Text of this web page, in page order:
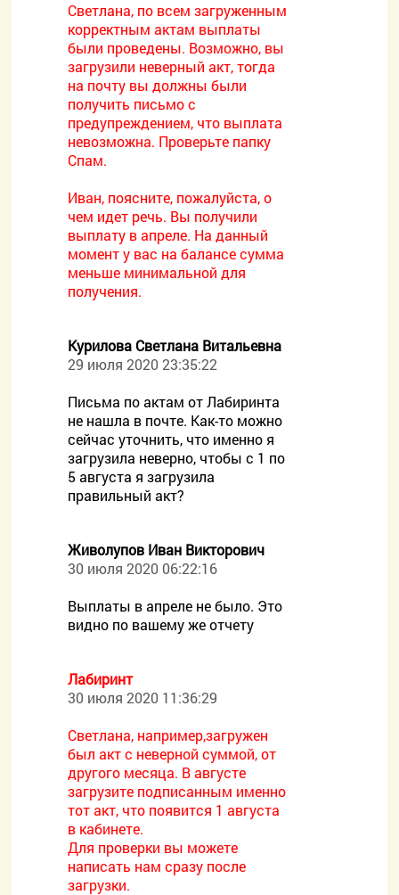
Светлана, по всем загруженным
корректным актам выплаты
были проведены. Возможно, вы
загрузили неверный акт, тогда
на почту вы должны были
получить письмо с
предупреждением, что выплата
невозможна. Проверьте папку
Спам.
Иван, поясните, пожалуйста, о
чем идет речь. Вы получили
выплату в апреле. На данный
момент у вас на балансе сумма
меньше минимальной для
получения.
Курилова Светлана Витальевна
29 июля 2020 23:35:22
Письма по актам от Лабиринта
не нашла в почте. Как-то можно
сейчас уточнить, что именно я
загрузила неверно, чтобы с 1 по
5 августа я загрузила
правильный акт?
Живолупов Иван Викторович
30 июля 2020 06:22:16
Выплаты в апреле не было. Это
видно по вашему же отчету
Лабиринт
30 июля 2020 11:36:29
Светлана, например,загружен
был акт с неверной суммой, от
другого месяца. В августе
загрузите подписанным именно
тот акт, что появится 1 августа
в кабинете.
Для проверки вы можете
написать нам сразу после
загрузки.